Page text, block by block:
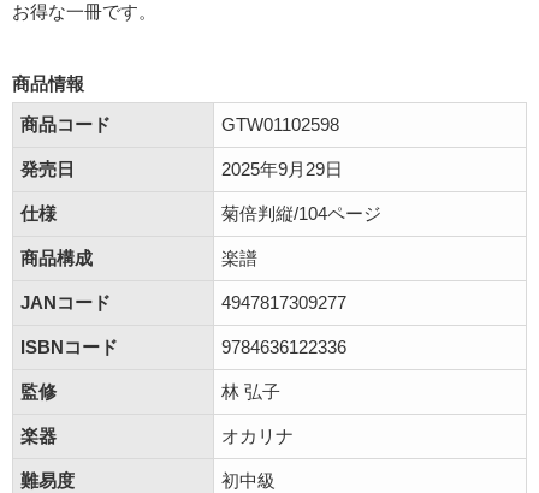
お得な一冊です。
商品情報
商品コード
GTW01102598
発売日 2025年9月29日
仕様 菊倍判縦/104ページ
商品構成 楽譜
JANコード 4947817309277
ISBNコード 9784636122336
監修 林 弘子
楽器 オカリナ
難易度 初中級